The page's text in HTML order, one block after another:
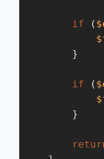
if (
        }
if (
        }